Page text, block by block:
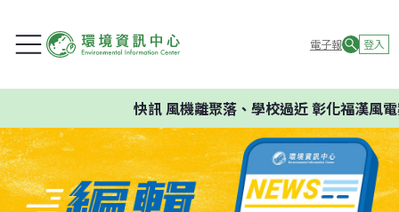
電子報 登入
快訊風機離聚落、學校過近 彰化福漢風電